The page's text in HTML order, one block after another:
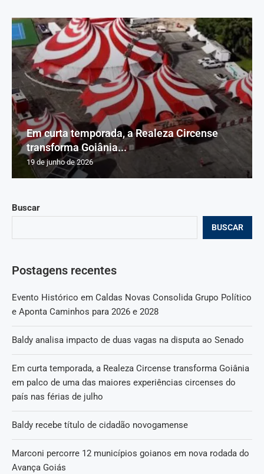
Buscar
BUSCAR
Postagens recentes
Evento Histórico em Caldas Novas Consolida Grupo Político
e Aponta Caminhos para 2026 e 2028
Baldy analisa impacto de duas vagas na disputa ao Senado
Em curta temporada, a Realeza Circense transforma Goiânia
em palco de uma das maiores experiências circenses do
país nas férias de julho
Baldy recebe título de cidadão novogamense
Marconi percorre 12 municípios goianos em nova rodada do
Avança Goiás
Em curta temporada, a Realeza Circense
transforma Goiânia...
19 de junho de 2026